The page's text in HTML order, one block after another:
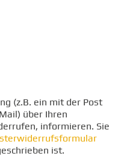
(z.B. ein mit der Post
über Ihren
informieren. Sie
ist.